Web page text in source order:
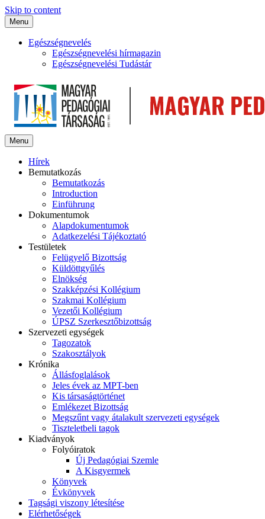
Skip to content
Menu
Egészségnevelés
Egészségnevelési hírmagazin
Egészségnevelési Tudástár
Menu
Hírek
Bemutatkozás
Bemutatkozás
Introduction
Einführung
Dokumentumok
Alapdokumentumok
Adatkezelési Tájékoztató
Testületek
Felügyelő Bizottság
Küldöttgyűlés
Elnökség
Szakképzési Kollégium
Szakmai Kollégium
Vezetői Kollégium
ÚPSZ Szerkesztőbizottság
Szervezeti egységek
Tagozatok
Szakosztályok
Krónika
Állásfoglalások
Jeles évek az MPT-ben
Kis társaságtörténet
Emlékezet Bizottság
Megszűnt vagy átalakult szervezeti egységek
Tiszteletbeli tagok
Kiadványok
Folyóiratok
Új Pedagógiai Szemle
A Kisgyermek
Könyvek
Évkönyvek
Tagsági viszony létesítése
Elérhetőségek